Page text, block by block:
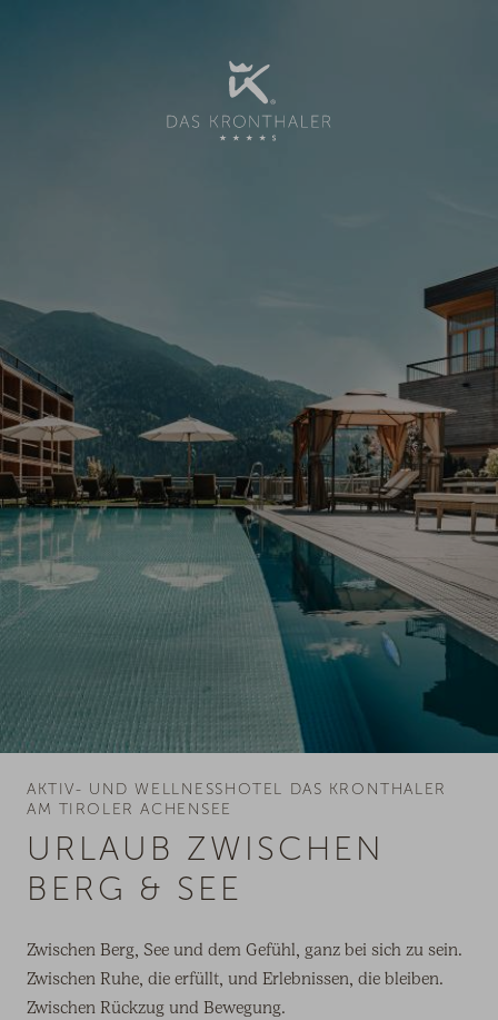
AKTIV- UND WELLNESSHOTEL DAS KRONTHALER
AM TIROLER ACHENSEE
URLAUB ZWISCHEN
BERG & SEE
Zwischen Berg, See und dem Gefühl, ganz bei sich zu sein.
Zwischen Ruhe, die erfüllt, und Erlebnissen, die bleiben.
Zwischen Rückzug und Bewegung.